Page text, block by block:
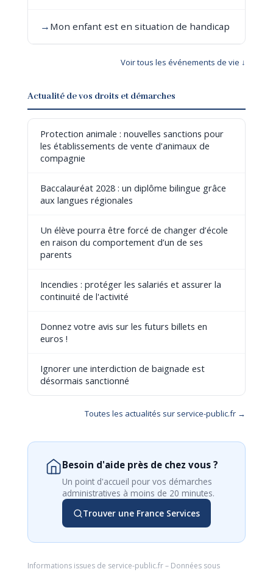
→ Mon enfant est en situation de handicap
Voir tous les événements de vie ↓
Actualité de vos droits et démarches
Protection animale : nouvelles sanctions pour
les établissements de vente d’animaux de
compagnie
Baccalauréat 2028 : un diplôme bilingue grâce
aux langues régionales
Un élève pourra être forcé de changer d’école
en raison du comportement d’un de ses
parents
Incendies : protéger les salariés et assurer la
continuité de l'activité
Donnez votre avis sur les futurs billets en
euros !
Ignorer une interdiction de baignade est
désormais sanctionné
Toutes les actualités sur service-public.fr →
Besoin d'aide près de chez vous ?
Un point d'accueil pour vos démarches
administratives à moins de 20 minutes.
Trouver une France Services
Informations issues de service-public.fr– Données sous